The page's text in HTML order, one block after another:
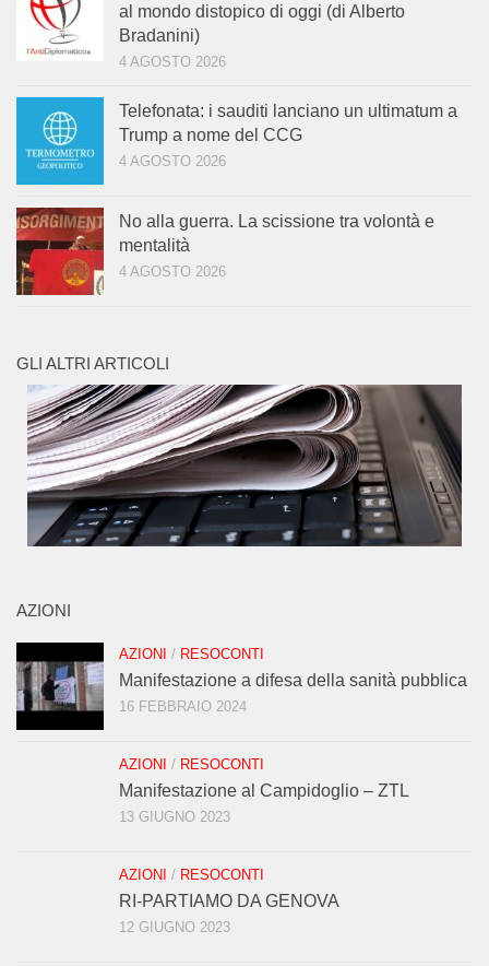
al mondo distopico di oggi (di Alberto
Bradanini)
4 AGOSTO 2026
Telefonata: i sauditi lanciano un ultimatum a
Trump a nome del CCG
4 AGOSTO 2026
No alla guerra. La scissione tra volontà e
mentalità
4 AGOSTO 2026
GLI ALTRI ARTICOLI
AZIONI
AZIONI / RESOCONTI
Manifestazione a difesa della sanità pubblica
16 FEBBRAIO 2024
AZIONI / RESOCONTI
Manifestazione al Campidoglio – ZTL
13 GIUGNO 2023
AZIONI / RESOCONTI
RI-PARTIAMO DA GENOVA
12 GIUGNO 2023